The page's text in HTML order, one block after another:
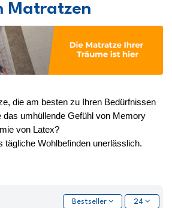
Matratzen
die am besten zu Ihren Bedürfnissen
das umhüllende Gefühl von Memory
von Latex?
tägliche Wohlbefinden unerlässlich.
Bestseller 24